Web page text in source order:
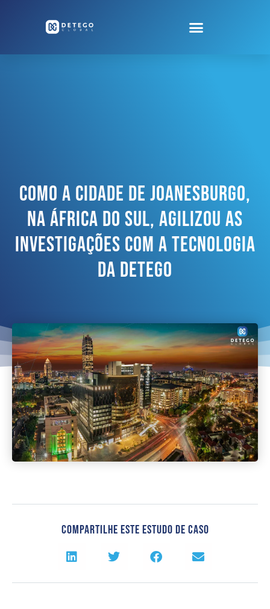
Como A Cidade De Joanesburgo,
Na África Do Sul, Agilizou As
Investigações Com A Tecnologia
Da Detego
Compartilhe Este Estudo De Caso